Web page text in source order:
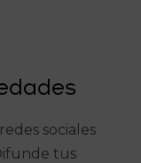
sociales
tus